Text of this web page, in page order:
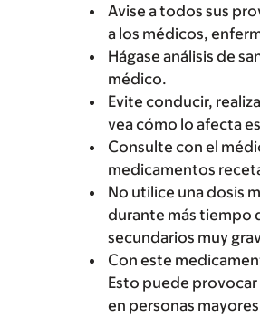
Avise a todos sus
a los médicos,
Hágase análisis de
médico.
Evite conducir,
vea cómo lo afecta
Consulte con el
medicamentos
No utilice una dosis
durante más tiempo
secundarios muy
Con este
Esto puede provocar
en personas